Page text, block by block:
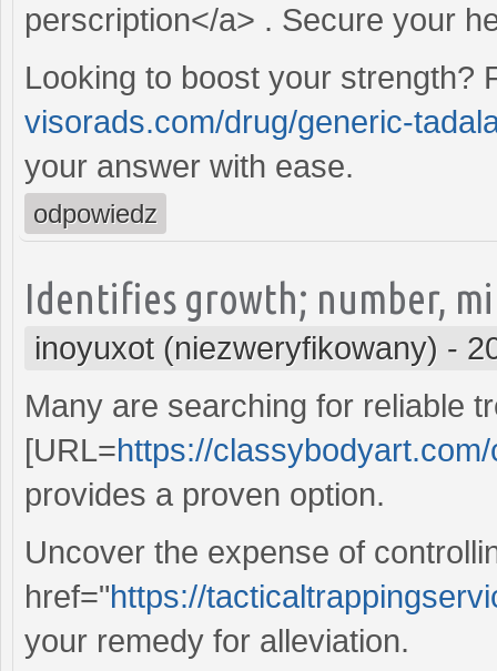
perscription</a> . Secure your
Looking to boost your strength?
visorads.com/drug/generic-
your answer with ease.
odpowiedz
Identifies growth; number,
inoyuxot (niezweryfikowany) -
Many are searching for reliable
[URL=https://
provides a proven option.
Uncover the expense of
href="https://
your remedy for alleviation.